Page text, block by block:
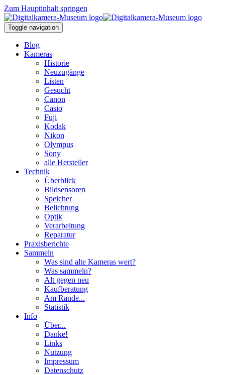
Zum Hauptinhalt springen
Toggle navigation
Blog
Kameras
Historie
Neuzugänge
Listen
Gesucht
Canon
Casio
Fuji
Kodak
Nikon
Olympus
Sony
alle Hersteller
Technik
Überblick
Bildsensoren
Speicher
Belichtung
Optik
Verarbeitung
Reparatur
Praxisberichte
Sammeln
Was sind alte Kameras wert?
Was sammeln?
Alt gegen neu
Kaufberatung
Am Rande...
Statistik
Info
Über...
Danke!
Links
Nutzung
Impressum
Datenschutz